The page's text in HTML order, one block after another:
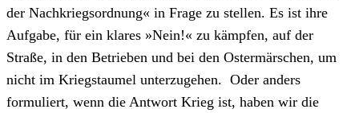
der Nachkriegsordnung« in Frage zu stellen. Es ist ihre
Aufgabe, für ein klares »Nein!« zu kämpfen, auf der
Straße, in den Betrieben und bei den Ostermärschen, um
nicht im Kriegstaumel unterzugehen. Oder anders
formuliert, wenn die Antwort Krieg ist, haben wir die